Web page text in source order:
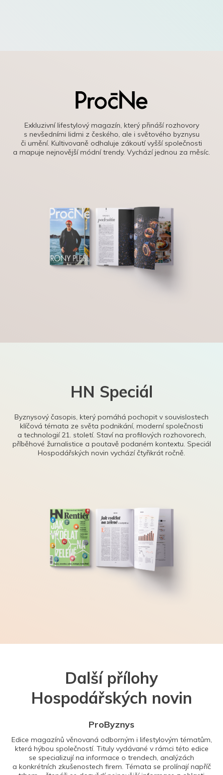
Exkluzivní lifestylový magazín, který přináší rozhovory
s nevšedními lidmi z českého, ale i světového byznysu
či umění. Kultivovaně odhaluje zákoutí vyšší společnosti
a mapuje nejnovější módní trendy. Vychází jednou za měsíc.
HN Speciál
Byznysový časopis, který pomáhá pochopit v souvislostech
klíčová témata ze světa podnikání, moderní společnosti
a technologií 21. století. Staví na profilových rozhovorech,
příběhové žurnalistice a poutavě podaném kontextu. Speciál
Hospodářských novin vychází čtyřikrát ročně.
Další přílohy
Hospodářských novin
ProByznys
Edice magazínů věnovaná odborným i lifestylovým tématům,
která hýbou společností. Tituly vydávané v rámci této edice
se specializují na informace o trendech, analýzách
a konkrétních zkušenostech firem. Témata se prolínají napříč